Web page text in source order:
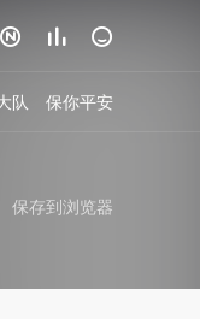
  
队 保你平安
保存到浏览器